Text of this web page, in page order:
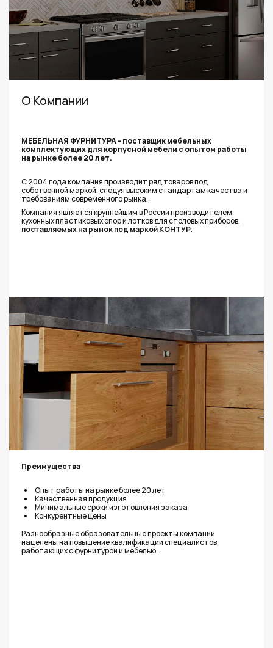
О Компании
МЕБЕЛЬНАЯ ФУРНИТУРА - поставщик мебельных
комплектующих для корпусной мебели с опытом работы
на рынке более 20 лет.
С 2004 года компания производит ряд товаров под
собственной маркой, следуя высоким стандартам качества и
требованиям современного рынка.
Компания является крупнейшим в России производителем
кухонных пластиковых опор и лотков для столовых приборов,
поставляемых на рынок под маркой КОНТУР.
Преимущества
Опыт работы на рынке более 20 лет
Качественная продукция
Минимальные сроки изготовления заказа
Конкурентные цены
Разнообразные образовательные проекты компании
нацелены на повышение квалификации специалистов,
работающих с фурнитурой и мебелью.